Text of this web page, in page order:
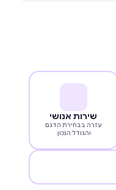
שירות אנושי
עזרה בבחירת הדגם
והגודל הנכון.